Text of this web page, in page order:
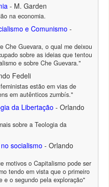
- M. Garden
na economia.
e Comunismo -
Che Guevara, o qual me deixou
sobre as ideias que tentou
e sobre Che Guevara."
Fedeli
estão em vias de
em autênticos zumbís."
da Libertação - Orlando
sobre a Teologia da
socialismo - Orlando
motivos o Capitalismo pode ser
tendo em vista que o primeiro
e o segundo pela exploração"